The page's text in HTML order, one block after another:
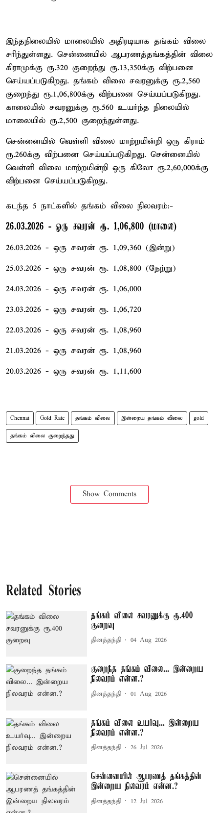
இந்தநிலையில் மாலையில் அதிரடியாக தங்கம் விலை
சரிந்துள்ளது. சென்னையில் ஆபரணத்தங்கத்தின் விலை
கிராமுக்கு ரூ.320 குறைந்து ரூ.13,350க்கு விற்பனை
செய்யப்படுகிறது. தங்கம் விலை சவரனுக்கு ரூ.2,560
குறைந்து ரூ.1,06,800க்கு விற்பனை செய்யப்படுகிறது.
காலையில் சவரனுக்கு ரூ.560 உயர்ந்த நிலையில்
மாலையில் ரூ.2,500 குறைந்துள்ளது.
சென்னையில் வெள்ளி விலை மாற்றமின்றி ஒரு கிராம்
ரூ.260க்கு விற்பனை செய்யப்படுகிறது. சென்னையில்
வெள்ளி விலை மாற்றமின்றி ஒரு கிலோ ரூ.2,60,000க்கு
விற்பனை செய்யப்படுகிறது.
கடந்த 5 நாட்களில் தங்கம் விலை நிலவரம்:-
26.03.2026 - ஒரு சவரன் ரூ. 1,06,800 (மாலை)
26.03.2026 - ஒரு சவரன் ரூ. 1,09,360 (இன்று)
25.03.2026 - ஒரு சவரன் ரூ. 1,08,800 (நேற்று)
24.03.2026 - ஒரு சவரன் ரூ. 1,06,000
23.03.2026 - ஒரு சவரன் ரூ. 1,06,720
22.03.2026 - ஒரு சவரன் ரூ. 1,08,960
21.03.2026 - ஒரு சவரன் ரூ. 1,08,960
20.03.2026 - ஒரு சவரன் ரூ. 1,11,600
Chennai Gold Rate தங்கம் விலை இன்றைய தங்கம் விலை gold
தங்கம் விலை குறைந்தது
Show Comments
Related Stories
தங்கம் விலை சவரனுக்கு ரூ.400
குறைவு
தினத்தந்தி 04 Aug 2026
குறைந்த தங்கம் விலை... இன்றைய
நிலவரம் என்ன.?
தினத்தந்தி 01 Aug 2026
தங்கம் விலை உயர்வு... இன்றைய
நிலவரம் என்ன.?
தினத்தந்தி 26 Jul 2026
சென்னையில் ஆபரணத் தங்கத்தின்
இன்றைய நிலவரம் என்ன.?
தினத்தந்தி 12 Jul 2026